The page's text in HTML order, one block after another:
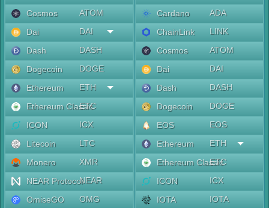
Cosmos
ATOM
Dai
DAI
Dash
DASH
Dogecoin
DOGE
Ethereum
ETH
Ethereum Classic
ETC
ICON
ICX
Litecoin
LTC
Monero
XMR
NEAR ProtocolNEAR
OmiseGO
OMG
Cardano
ADA
ChainLink
LINK
Cosmos
ATOM
Dai
DAI
Dash
DASH
Dogecoin
DOGE
EOS
EOS
Ethereum
ETH
Ethereum Classic
ETC
ICON
ICX
IOTA
IOTA